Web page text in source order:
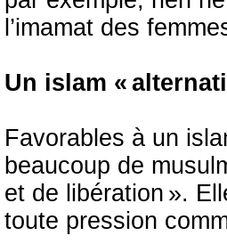
l’imamat des
Un islam «
Favorables à un
beaucoup de
et de libération ».
toute pression